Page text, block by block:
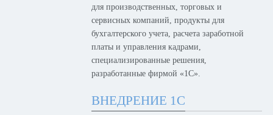
для производственных, торговых и
сервисных компаний, продукты для
бухгалтерского учета, расчета заработной
платы и управления кадрами,
специализированные решения,
разработанные фирмой «1С».
ВНЕДРЕНИЕ 1С